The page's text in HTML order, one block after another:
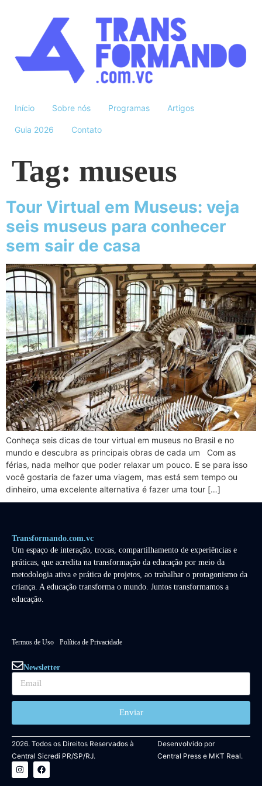
Início Sobre nós Programas Artigos
Guia 2026 Contato
Tag: museus
Tour Virtual em Museus: veja
seis museus para conhecer
sem sair de casa
Conheça seis dicas de tour virtual em museus no Brasil e no
mundo e descubra as principais obras de cada um Com as
férias, nada melhor que poder relaxar um pouco. E se para isso
você gostaria de fazer uma viagem, mas está sem tempo ou
dinheiro, uma excelente alternativa é fazer uma tour […]
Transformando.com.vc
Um espaço de interação, trocas, compartilhamento de experiências e
práticas, que acredita na transformação da educação por meio da
metodologia ativa e prática de projetos, ao trabalhar o protagonismo da
criança. A educação transforma o mundo. Juntos transformamos a
educação.
Termos de Uso Política de Privacidade
Newsletter
Enviar
2026. Todos os Direitos Reservados à
Central Sicredi PR/SP/RJ.
Desenvolvido por
Central Presse MKT Real.